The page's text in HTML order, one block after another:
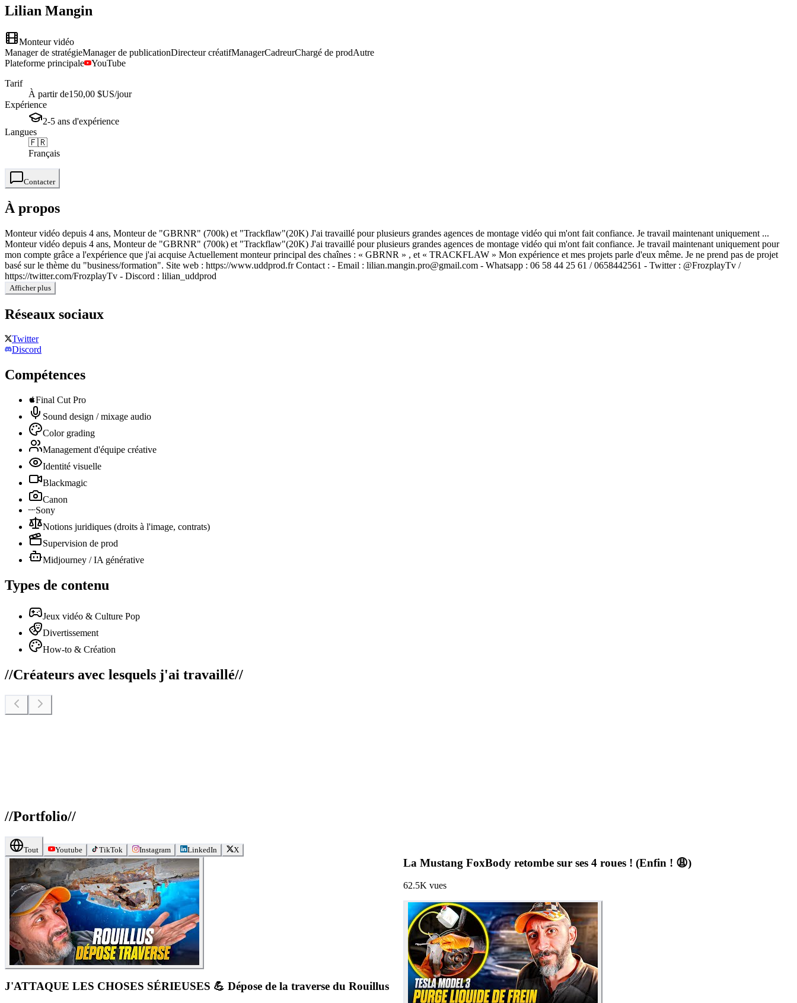
Lilian Mangin
Monteur vidéo
Manager de stratégieManager de publicationDirecteur créatifManagerCadreurChargé de prodAutre
Plateforme principale
YouTube
Tarif
À partir de150,00 $US/jour
Expérience
2-5 ans d'expérience
Langues
🇫🇷
Français
Contacter
À propos
Monteur vidéo depuis 4 ans, Monteur de "GBRNR" (700k) et "Trackflaw"(20K) J'ai travaillé pour plusieurs grandes agences de montage vidéo qui m'ont fait confiance. Je travail maintenant uniquement ...
Monteur vidéo depuis 4 ans, Monteur de "GBRNR" (700k) et "Trackflaw"(20K) J'ai travaillé pour plusieurs grandes agences de montage vidéo qui m'ont fait confiance. Je travail maintenant uniquement pour
mon compte grâce a l'expérience que j'ai acquise Actuellement monteur principal des chaînes : « GBRNR » , et « TRACKFLAW » Mon expérience et mes projets parle d'eux même. Je ne prend pas de projet
basé sur le thème du "business/formation". Site web : https://www.uddprod.fr Contact : - Email : lilian.mangin.pro@gmail.com - Whatsapp : 06 58 44 25 61 / 0658442561 - Twitter : @FrozplayTv /
https://twitter.com/FrozplayTv - Discord : lilian_uddprod
Afficher plus
Réseaux sociaux
Twitter
Discord
Compétences
Final Cut Pro
Sound design / mixage audio
Color grading
Management d'équipe créative
Identité visuelle
Blackmagic
Canon
Sony
Notions juridiques (droits à l'image, contrats)
Supervision de prod
Midjourney / IA générative
Types de contenu
Jeux vidéo & Culture Pop
Divertissement
How-to & Création
//Créateurs avec lesquels j'ai travaillé//
//Portfolio//
Tout Youtube TikTok Instagram LinkedIn X
J'ATTAQUE LES CHOSES SÉRIEUSES 💪 Dépose de la traverse du Rouillus
La Mustang FoxBody retombe sur ses 4 roues ! (Enfin ! 😩)
62.5K vues